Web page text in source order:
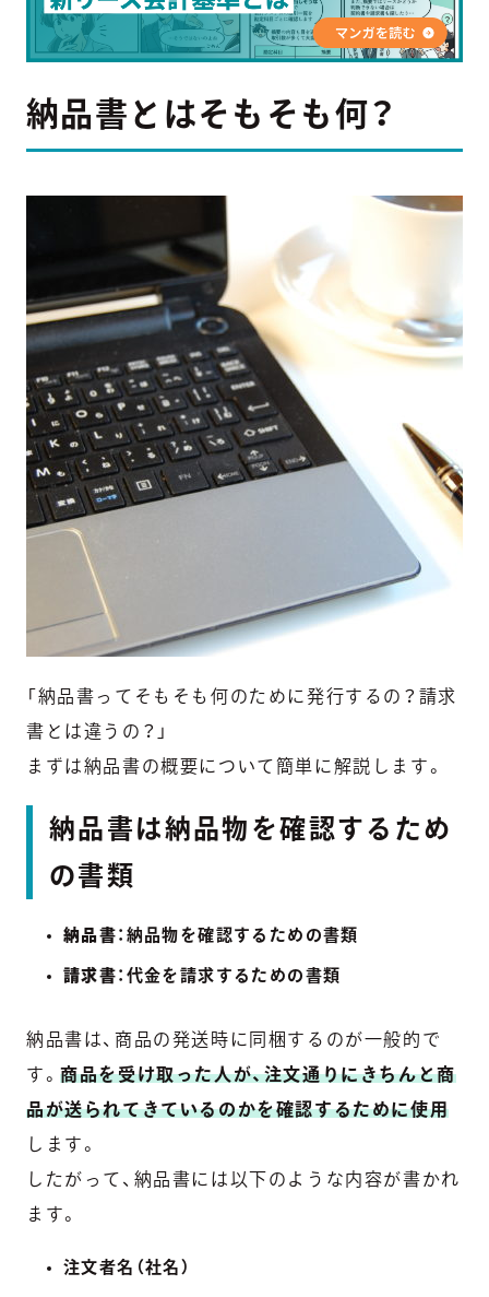
納品書とはそもそも何？
「納品書ってそもそも何のために発行するの？請求
書とは違うの？」
まずは納品書の概要について簡単に解説します。
納品書は納品物を確認するため
の書類
納品書 ：納品物を確認するための書類
請求書 ：代金を請求するための書類
納品書は、商品の発送時に同梱するのが一般的で
す。商品を受け取った人が、注文通りにきちんと商
品が送られてきているのかを確認するために使用
します。
したがって、納品書には以下のような内容が書かれ
ます。
注文者名（社名）